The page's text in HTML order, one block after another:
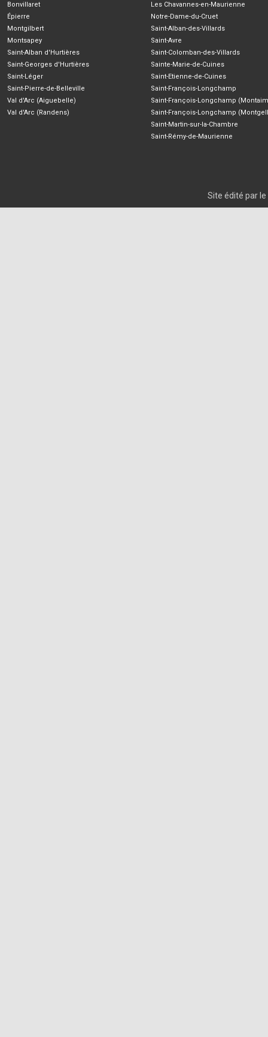
Bonvillaret
Épierre
Montgilbert
Montsapey
Saint-Alban d'Hurtières
Saint-Georges d'Hurtières
Saint-Léger
Saint-Pierre-de-Belleville
Val d'Arc (Aiguebelle)
Val d'Arc (Randens)
Les Chavannes-en-Maurienne
Notre-Dame-du-Cruet
Saint-Alban-des-Villards
Saint-Avre
Saint-Colomban-des-Villards
Sainte-Marie-de-Cuines
Saint-Etienne-de-Cuines
Saint-François-Longchamp
Saint-François-Longchamp
Saint-François-Longchamp
Saint-Martin-sur-la-Chambre
Saint-Rémy-de-Maurienne
Site édité par